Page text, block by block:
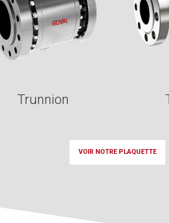
Trunnion
VOIR NOTRE PLAQUETTE